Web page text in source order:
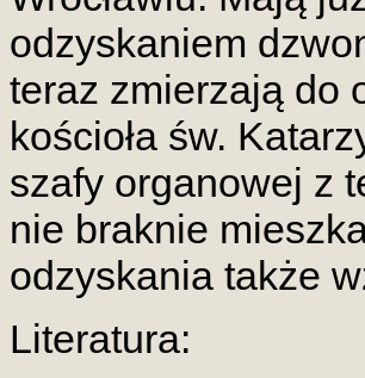
odzyskaniem
teraz zmierzają do
kościoła św.
szafy organowej z
nie braknie
odzyskania także
Literatura: